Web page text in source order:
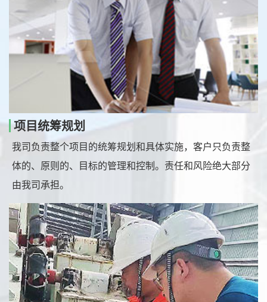
项目统筹规划
我司负责整个项目的统筹规划和具体实施，客户只负责整
体的、原则的、目标的管理和控制。责任和风险绝大部分
由我司承担。